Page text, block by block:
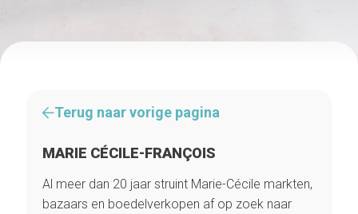
Terug naar vorige pagina
MARIE CÉCILE-FRANÇOIS
Al meer dan 20 jaar struint Marie-Cécile markten,
bazaars en boedelverkopen af op zoek naar